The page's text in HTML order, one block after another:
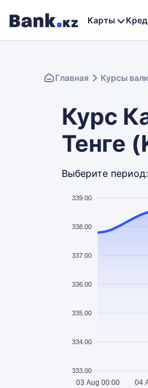
Карты
Главная Курсы
Курс
Тенге
Выберите период:
339.00
338.00
337.00
336.00
335.00
334.00
333.00
03 Aug 00:00 04